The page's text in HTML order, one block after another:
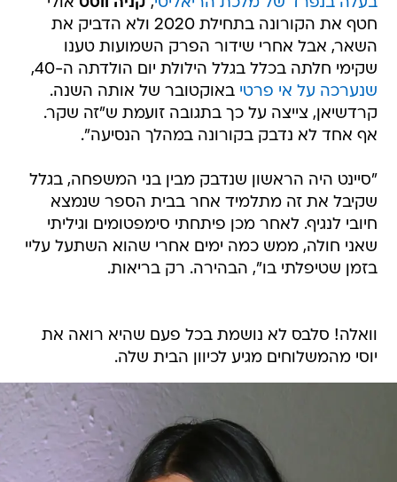
חטף את הקורונה בתחילת 2020 ולא הדביק את
השאר, אבל אחרי שידור הפרק השמועות טענו
שקימי חלתה בכלל בגלל הילולת יום הולדתה ה-40,
שנערכה על אי פרטי באוקטובר של אותה השנה.
קרדשיאן, צייצה על כך בתגובה זועמת ש"זה שקר.
אף אחד לא נדבק בקורונה במהלך הנסיעה".
"סיינט היה הראשון שנדבק מבין בני המשפחה, בגלל
שקיבל את זה מתלמיד אחר בבית הספר שנמצא
חיובי לנגיף. לאחר מכן פיתחתי סימפטומים וגיליתי
שאני חולה, ממש כמה ימים אחרי שהוא השתעל עליי
בזמן שטיפלתי בו", הבהירה. רק בריאות.
וואלה! סלבס לא נושמת בכל פעם שהיא רואה את
יוסי מהמשלוחים מגיע לכיוון הבית שלה.